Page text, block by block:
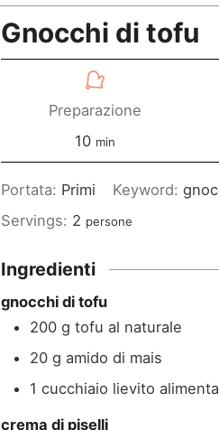
Gnocchi di tofu
Preparazione
10m
t
i
min
Portata: Primi Keyword:
Servings: 2 persone
Ingredienti
gnocchi di tofu
200 g tofu al naturale
20 g amido di mais
1 cucchiaio lievito
crema di piselli